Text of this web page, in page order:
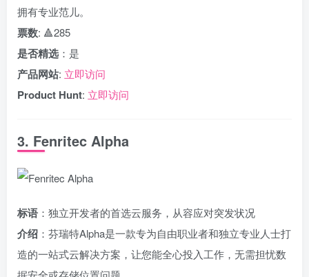
拥有专业范儿。
票数: 🔺285
是否精选 ：是
产品网站: 立即访问
Product Hunt: 立即访问
3. Fenritec Alpha
标语 ：独立开发者的首选云服务，从容应对突发状况
介绍 ：芬瑞特Alpha是一款专为自由职业者和独立专业人士打
造的一站式云解决方案，让您能全心投入工作，无需担忧数